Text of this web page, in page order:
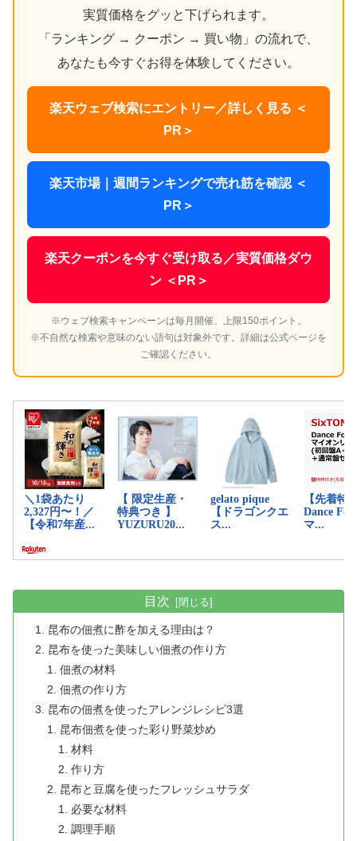
実質価格をグッと下げられます。
「ランキング → クーポン → 買い物」の流れで、
あなたも今すぐお得を体験してください。
楽天ウェブ検索にエントリー／詳しく見る ＜
PR＞
楽天市場｜週間ランキングで売れ筋を確認 ＜
PR＞
楽天クーポンを今すぐ受け取る／実質価格ダウ
ン ＜PR＞
※ウェブ検索キャンペーンは毎月開催、上限150ポイント。
※不自然な検索や意味のない語句は対象外です。詳細は公式ページを
ご確認ください。
目次
昆布の佃煮に酢を加える理由は？
昆布を使った美味しい佃煮の作り方
佃煮の材料
佃煮の作り方
昆布の佃煮を使ったアレンジレシピ3選
昆布佃煮を使った彩り野菜炒め
材料
作り方
昆布と豆腐を使ったフレッシュサラダ
必要な材料
調理手順